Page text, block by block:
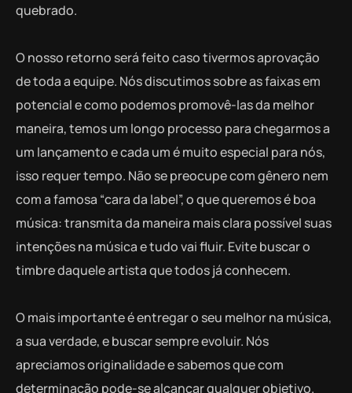
quebrado.
O nosso retorno será feito caso tivermos aprovação
de toda a equipe. Nós discutimos sobre as faixas em
potencial e como podemos promovê-las da melhor
maneira, temos um longo processo para chegarmos a
um lançamento e cada um é muito especial para nós,
isso requer tempo. Não se preocupe com gênero nem
com a famosa “cara da label”, o que queremos é boa
música: transmita da maneira mais clara possível suas
intenções na música e tudo vai fluir. Evite buscar o
timbre daquele artista que todos já conhecem.
O mais importante é entregar o seu melhor na música,
a sua verdade, e buscar sempre evoluir. Nós
apreciamos originalidade e sabemos que com
determinação pode-se alcançar qualquer objetivo.